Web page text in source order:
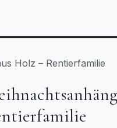
Holz – Rentierfamilie